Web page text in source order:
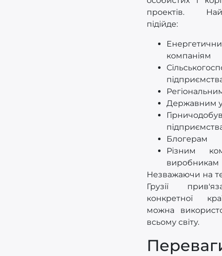
проектів.
підійде:
компаніям
Державним
Блогерам
Різним
виробникам
Незважаючи на
Грузії
конкретної
можна
всьому світу.